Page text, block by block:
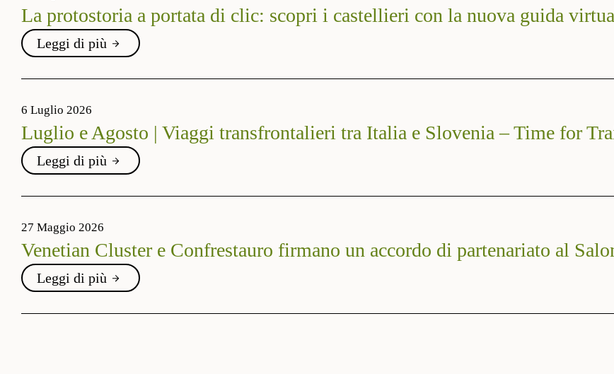
La protostoria a portata di clic: scopri i castellieri con la nuova guida
Leggi di più
6 Luglio 2026
Luglio e Agosto | Viaggi transfrontalieri tra Italia e Slovenia – Time for
Leggi di più
27 Maggio 2026
Venetian Cluster e Confrestauro firmano un accordo di partenariato al
Leggi di più